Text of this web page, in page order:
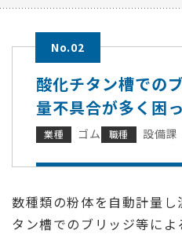
No.02
酸化チタン槽での
量不具合が多く困
業種 ゴム 職種 設備課
数種類の粉体を自動計量
タン槽でのブリッジ等に